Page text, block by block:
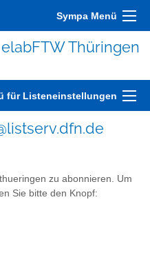
Sympa Menü
Thüringen
für Listeneinstellungen
zu abonnieren. Um
Sie bitte den Knopf: